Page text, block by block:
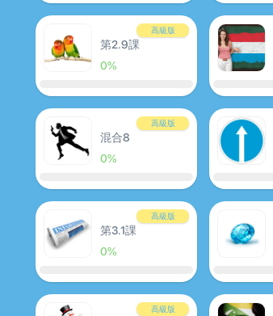
高級版
第2.9課
0%
高級版
混合8
0%
高級版
第3.1課
0%
高級版